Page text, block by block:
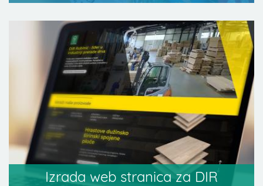
Izrada web stranica za DIR